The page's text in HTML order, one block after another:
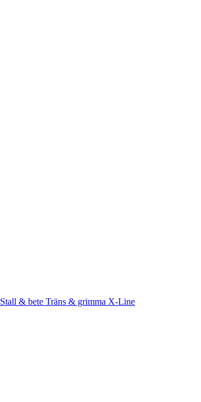
Stall & bete Träns & grimma X-Line